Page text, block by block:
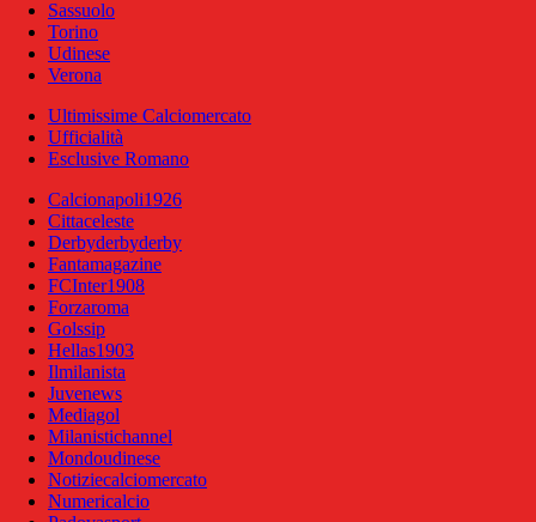
Sassuolo
Torino
Udinese
Verona
Ultimissime Calciomercato
Ufficialità
Esclusive Romano
Calcionapoli1926
Cittaceleste
Derbyderbyderby
Fantamagazine
FCInter1908
Forzaroma
Golssip
Hellas1903
Ilmilanista
Juvenews
Mediagol
Milanistichannel
Mondoudinese
Notiziecalciomercato
Numericalcio